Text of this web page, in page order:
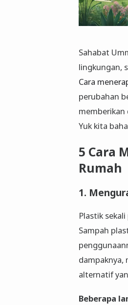
Sahabat
lingkungan,
Cara
perubahan
memberikan
Yuk kita
5 Cara
Rumah
1.
Plastik
Sampah
dampaknya,
alternatif
Beberapa